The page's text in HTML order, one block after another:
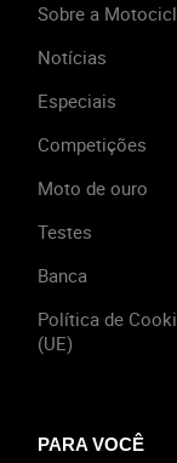
Sobre a
Notícias
Especiais
Competições
Moto de ouro
Testes
Banca
Política de
(UE)
PARA VOCÊ